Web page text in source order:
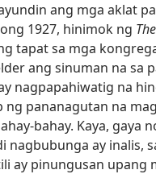
ang mga aklat
1927, hinimok ng
tapat sa mga
ang sinuman na sa
nagpapahiwatig na
ng pananagutan na
bahay. Kaya, gaya
nagbubunga ay inalis,
ay pinungusan upang